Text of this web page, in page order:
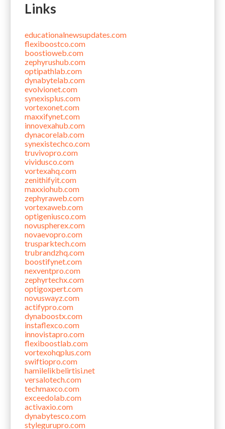
Links
educationalnewsupdates.com
flexiboostco.com
boostioweb.com
zephyrushub.com
optipathlab.com
dynabytelab.com
evolvionet.com
synexisplus.com
vortexonet.com
maxxifynet.com
innovexahub.com
dynacorelab.com
synexistechco.com
truvivopro.com
vividusco.com
vortexahq.com
zenithifyit.com
maxxiohub.com
zephyraweb.com
vortexaweb.com
optigeniusco.com
novuspherex.com
novaevopro.com
trusparktech.com
trubrandzhq.com
boostifynet.com
nexventpro.com
zephyrtechx.com
optigoxpert.com
novuswayz.com
actifypro.com
dynaboostx.com
instaflexco.com
innovistapro.com
flexiboostlab.com
vortexohqplus.com
swiftiopro.com
hamilelikbelirtisi.net
versalotech.com
techmaxco.com
exceedolab.com
activaxio.com
dynabytesco.com
stylegurupro.com